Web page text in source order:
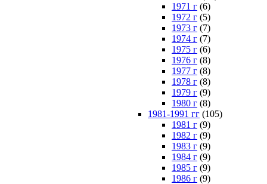
1971 г (6)
1972 г (5)
1973 г (7)
1974 г (7)
1975 г (6)
1976 г (8)
1977 г (8)
1978 г (8)
1979 г (9)
1980 г (8)
1981-1991 гг (105)
1981 г (9)
1982 г (9)
1983 г (9)
1984 г (9)
1985 г (9)
1986 г (9)